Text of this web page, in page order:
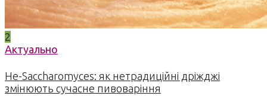
2
Актуально
Не-Saccharomyces: як нетрадиційні дріжджі
змінюють сучасне пивоваріння